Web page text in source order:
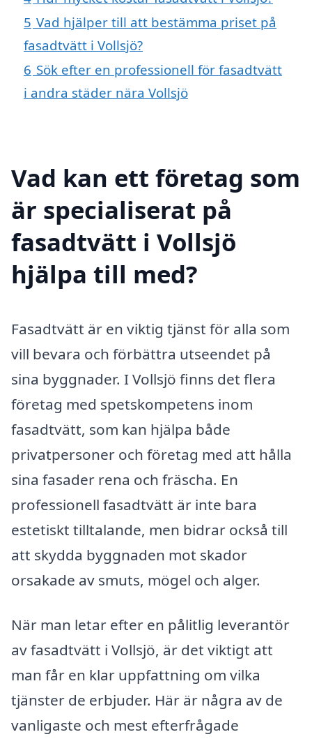
5 Vad hjälper till att bestämma priset på
fasadtvätt i Vollsjö?
6 Sök efter en professionell för fasadtvätt
i andra städer nära Vollsjö
Vad kan ett företag som
är specialiserat på
fasadtvätt i Vollsjö
hjälpa till med?
Fasadtvätt är en viktig tjänst för alla som
vill bevara och förbättra utseendet på
sina byggnader. I Vollsjö finns det flera
företag med spetskompetens inom
fasadtvätt, som kan hjälpa både
privatpersoner och företag med att hålla
sina fasader rena och fräscha. En
professionell fasadtvätt är inte bara
estetiskt tilltalande, men bidrar också till
att skydda byggnaden mot skador
orsakade av smuts, mögel och alger.
När man letar efter en pålitlig leverantör
av fasadtvätt i Vollsjö, är det viktigt att
man får en klar uppfattning om vilka
tjänster de erbjuder. Här är några av de
vanligaste och mest efterfrågade